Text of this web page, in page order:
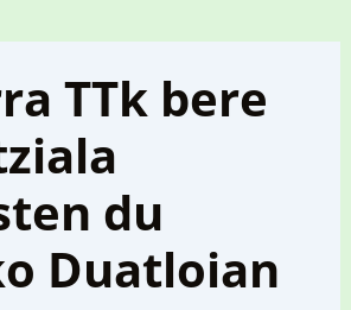
TTk bere
du
Duatloian